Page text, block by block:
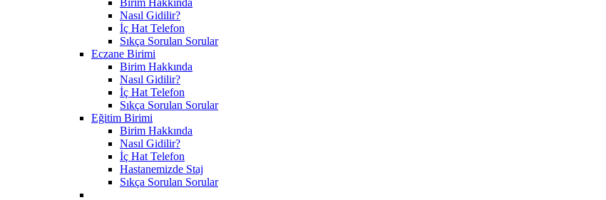
Nasıl Gidilir?
İç Hat Telefon
Sıkça Sorulan Sorular
Eczane Birimi
Birim Hakkında
Nasıl Gidilir?
İç Hat Telefon
Sıkça Sorulan Sorular
Eğitim Birimi
Birim Hakkında
Nasıl Gidilir?
İç Hat Telefon
Hastanemizde Staj
Sıkça Sorulan Sorular